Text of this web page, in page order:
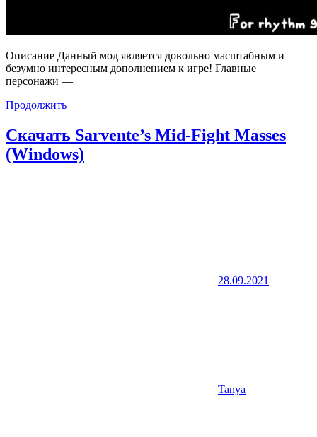
Описание Данный мод является довольно масштабным и
безумно интересным дополнением к игре! Главные
персонажи —
Продолжить
Скачать Sarvente’s Mid-Fight Masses
(Windows)
28.09.2021
Tanya